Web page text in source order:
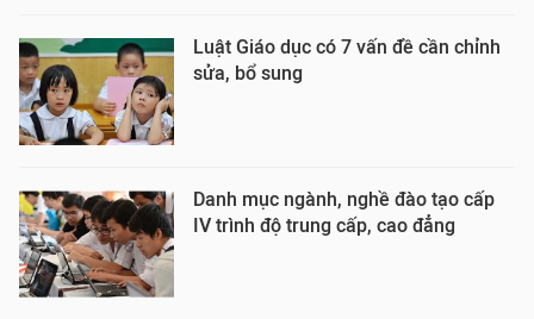
Luật Giáo dục có 7 vấn đề cần chỉnh
sửa, bổ sung
Danh mục ngành, nghề đào tạo cấp
IV trình độ trung cấp, cao đẳng